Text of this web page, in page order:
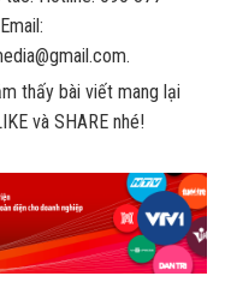
thấy bài viết mang lại
và SHARE nhé!